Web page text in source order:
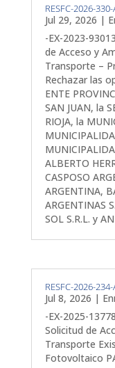
RESFC-2026-
Jul 29, 2026 |
-EX-2023-
de Acceso y
Transporte –
Rechazar las
ENTE
SAN JUAN, la
RIOJA, la
ALBERTO
CASPOSO
ARGENTINA,
ARGENTINAS
SOL S.R.L. y
RESFC-2026-
Jul 8, 2026 |
-EX-2025-
Solicitud de
Transporte
Fotovoltaico